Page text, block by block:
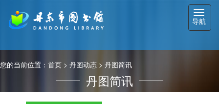
切
换
导
导航
您的当前位置： 首页 > 丹图动态 > 丹图简讯
丹图简讯